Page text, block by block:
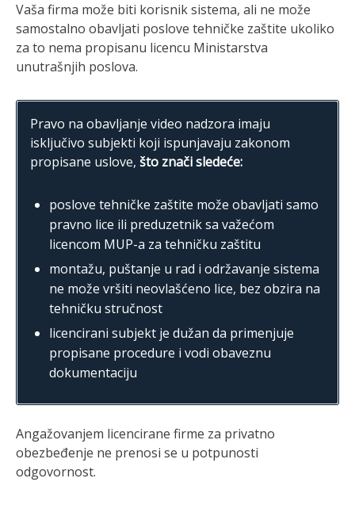
Vaša firma može biti korisnik sistema, ali ne može
samostalno obavljati poslove tehničke zaštite ukoliko
za to nema propisanu licencu Ministarstva
unutrašnjih poslova.
Pravo na obavljanje video nadzora imaju
isključivo subjekti koji ispunjavaju zakonom
propisane uslove, što znači sledeće:
poslove tehničke zaštite može obavljati samo
pravno lice ili preduzetnik sa važećom
licencom MUP-a za tehničku zaštitu
montažu, puštanje u rad i održavanje sistema
ne može vršiti neovlašćeno lice, bez obzira na
tehničku stručnost
licencirani subjekt je dužan da primenjuje
propisane procedure i vodi obaveznu
dokumentaciju
Angažovanjem licencirane firme za privatno
obezbeđenje ne prenosi se u potpunosti
odgovornost.